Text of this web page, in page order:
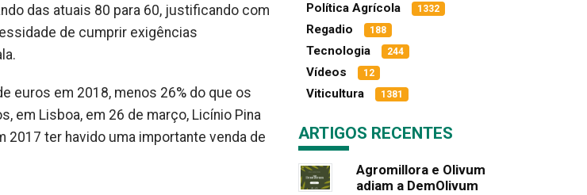
das atuais 80 para 60, justificando com
de cumprir exigências
euros em 2018, menos 26% do que os
em Lisboa, em 26 de março, Licínio Pina
ter havido uma importante venda de
Política Agrícola 1332
Regadio 188
Tecnologia 244
Vídeos 12
Viticultura 1381
ARTIGOS RECENTES
Agromillora e Olivum
adiam a DemOlivum